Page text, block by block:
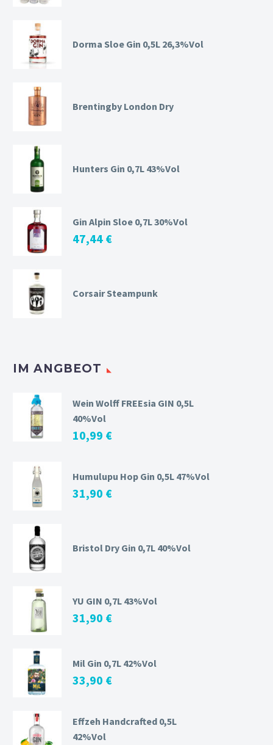
Dorma Sloe Gin 0,5L 26,3%Vol
Brentingby London Dry
Hunters Gin 0,7L 43%Vol
Gin Alpin Sloe 0,7L 30%Vol
47,44 €
Corsair Steampunk
IM ANGBEOT
Wein Wolff FREEsia GIN 0,5L
40%Vol
10,99 €
Humulupu Hop Gin 0,5L 47%Vol
31,90 €
Bristol Dry Gin 0,7L 40%Vol
YU GIN 0,7L 43%Vol
31,90 €
Mil Gin 0,7L 42%Vol
33,90 €
Effzeh Handcrafted 0,5L
42%Vol